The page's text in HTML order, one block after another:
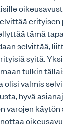
erityisen
tämä
selvittää,
syitä.
tulkin
olisi valmis
hyvä
varojen